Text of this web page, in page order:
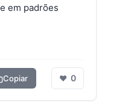
em padrões
Copiar ❤ 0